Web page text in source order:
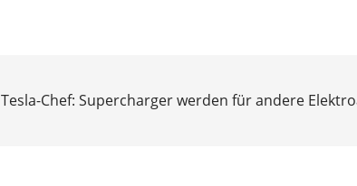
Tesla-Chef: Supercharger werden für andere